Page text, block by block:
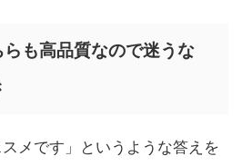
も高品質なので迷うな
スメです」というような答えを